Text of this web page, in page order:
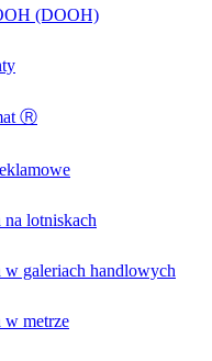
(DOOH)
Ⓡ
na lotniskach
w galeriach handlowych
w metrze